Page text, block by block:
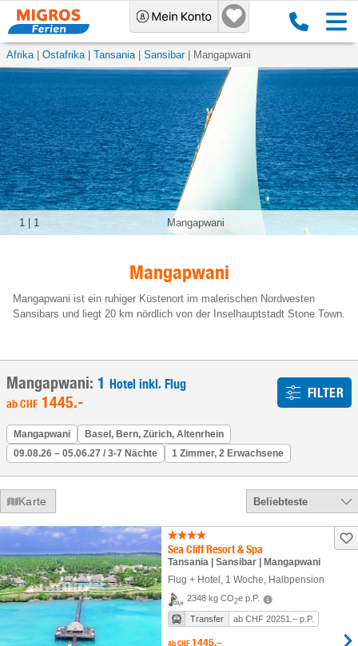
Afrika Ostafrika Tansania Sansibar Mangapwani
Mangapwani
1 1
Mangapwani
Mangapwani ist ein ruhiger Küstenort im malerischen Nordwesten
Sansibars und liegt 20 km nördlich von der Inselhauptstadt Stone Town.
Mangapwani: 1 Hotel inkl. Flug
abCHF 1445.- FILTER
Mangapwani
Basel, Bern, Zürich, Altenrhein
09.08.26 – 05.06.27 / 3-7 Nächte
1 Zimmer, 2 Erwachsene
Karte Beliebteste
Sea Cliff Resort & Spa
Tansania | Sansibar | Mangapwani
Flug + Hotel , 1 Woche, Halbpension
2348 kg CO2e p.P.
Transfer ab CHF 20251.– p.P.
ab CHF 1445.–